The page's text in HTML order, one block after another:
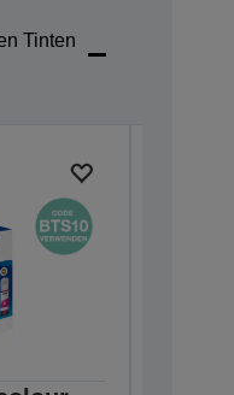
Tinten